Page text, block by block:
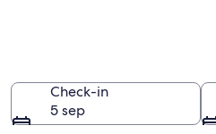
Check-in
5 sep